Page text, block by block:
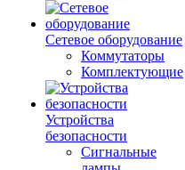
Сетевое оборудование
Коммутаторы
Комплектующие
Устройства
безопасности
Сигнальные